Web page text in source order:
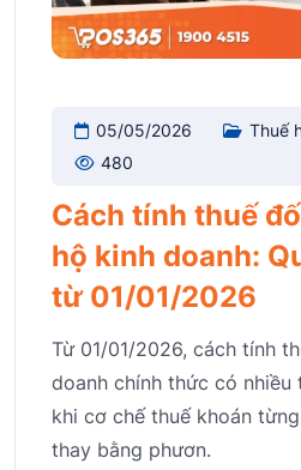
05/05/2026
Thuế
480
Cách tính thuế
hộ kinh doanh:
từ 01/01/2026
Từ 01/01/2026, cách tính
doanh chính thức có
khi cơ chế thuế khoán
thay bằng phươn.